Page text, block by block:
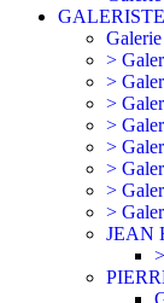
>
>
>
>
>
>
>
>
JEAN